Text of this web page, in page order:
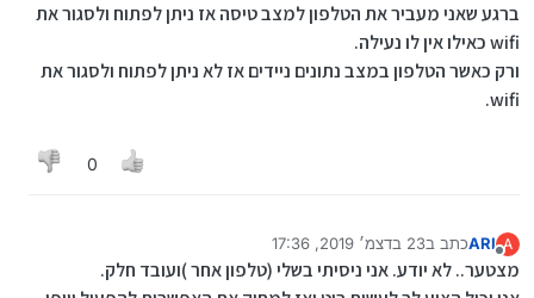
ברגע שאני מעביר את הטלפון למצב טיסה אז ניתן לפתוח ולסגור את
wifi כאילו אין לו נעילה.
ורק כאשר הטלפון במצב נתונים ניידים אז לא ניתן לפתוח ולסגור את
wifi.
0
A
ARIכתב ב23 בדצמ׳ 2019, 17:36
נערך לאחרונה על ידי
מצטער.. לא יודע. אני ניסיתי בשלי (טלפון אחר )ועובד חלק.